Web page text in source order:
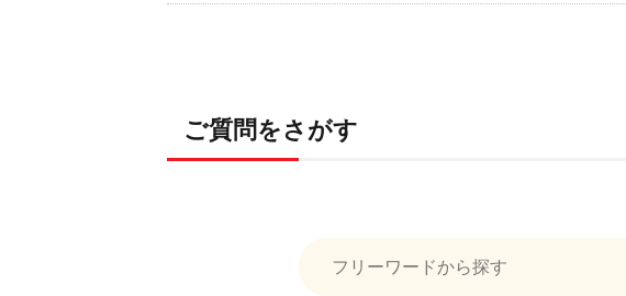
ご質問をさがす